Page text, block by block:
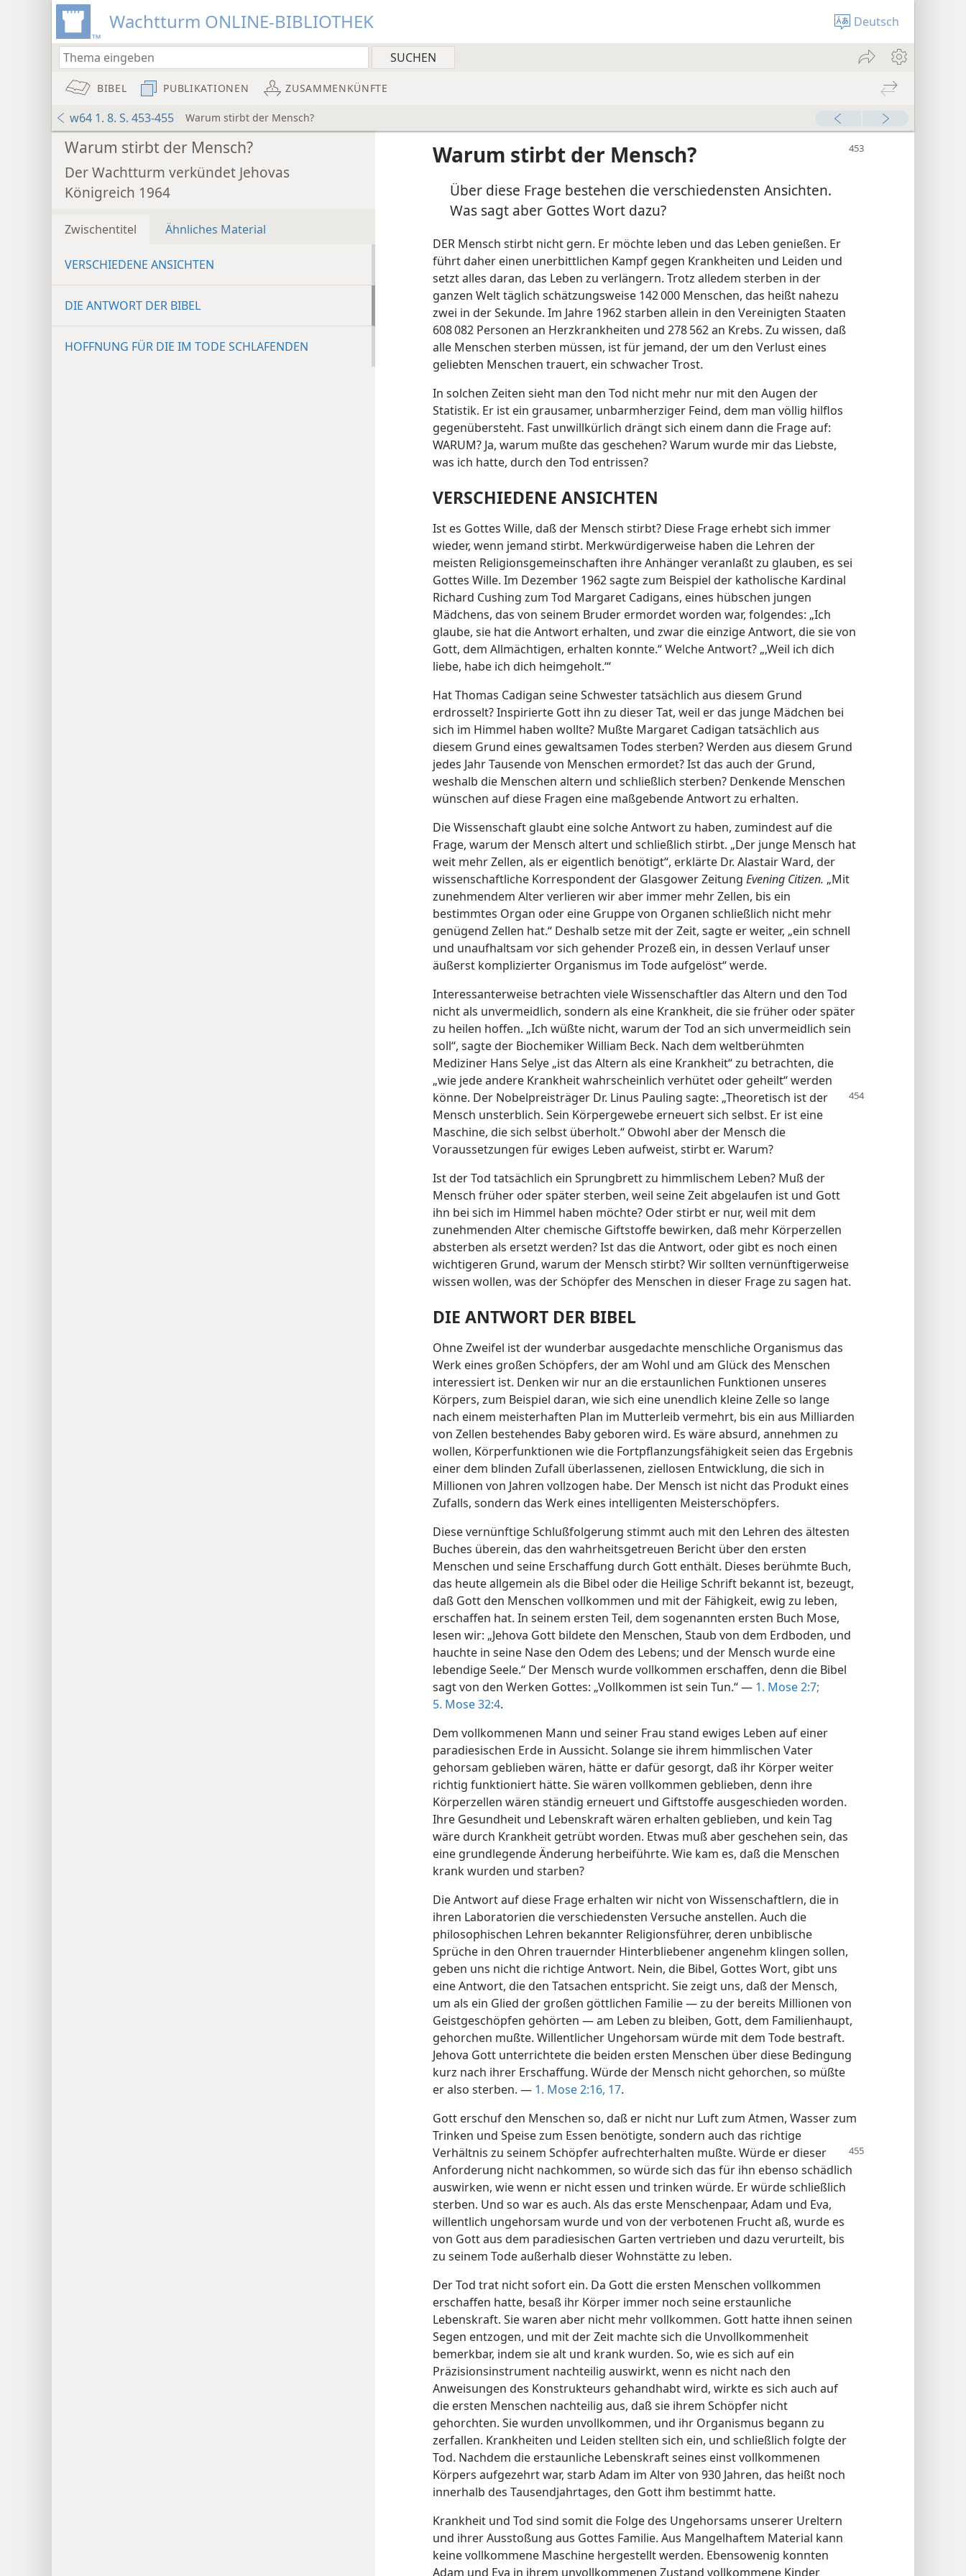
Wachtturm ONLINE-BIBLIOTHEK Deutsch
BIBEL PUBLIKATIONEN ZUSAMMENKÜNFTE
w64 1. 8. S. 453-455 Warum stirbt der Mensch?
Warum stirbt der Mensch?
Der Wachtturm verkündet Jehovas
Königreich 1964
Zwischentitel Ähnliches Material
VERSCHIEDENE ANSICHTEN
DIE ANTWORT DER BIBEL
HOFFNUNG FÜR DIE IM TODE SCHLAFENDEN
Warum stirbt der Mensch?
Über diese Frage bestehen die verschiedensten Ansichten.
Was sagt aber Gottes Wort dazu?
DER Mensch stirbt nicht gern. Er möchte leben und das Leben genießen. Er
führt daher einen unerbittlichen Kampf gegen Krankheiten und Leiden und
setzt alles daran, das Leben zu verlängern. Trotz alledem sterben in der
ganzen Welt täglich schätzungsweise 142 000 Menschen, das heißt nahezu
zwei in der Sekunde. Im Jahre 1962 starben allein in den Vereinigten Staaten
608 082 Personen an Herzkrankheiten und 278 562 an Krebs. Zu wissen, daß
alle Menschen sterben müssen, ist für jemand, der um den Verlust eines
geliebten Menschen trauert, ein schwacher Trost.
In solchen Zeiten sieht man den Tod nicht mehr nur mit den Augen der
Statistik. Er ist ein grausamer, unbarmherziger Feind, dem man völlig hilflos
gegenübersteht. Fast unwillkürlich drängt sich einem dann die Frage auf:
WARUM? Ja, warum mußte das geschehen? Warum wurde mir das Liebste,
was ich hatte, durch den Tod entrissen?
VERSCHIEDENE ANSICHTEN
Ist es Gottes Wille, daß der Mensch stirbt? Diese Frage erhebt sich immer
wieder, wenn jemand stirbt. Merkwürdigerweise haben die Lehren der
meisten Religionsgemeinschaften ihre Anhänger veranlaßt zu glauben, es sei
Gottes Wille. Im Dezember 1962 sagte zum Beispiel der katholische Kardinal
Richard Cushing zum Tod Margaret Cadigans, eines hübschen jungen
Mädchens, das von seinem Bruder ermordet worden war, folgendes: „Ich
glaube, sie hat die Antwort erhalten, und zwar die einzige Antwort, die sie von
Gott, dem Allmächtigen, erhalten konnte.“ Welche Antwort? „‚Weil ich dich
liebe, habe ich dich heimgeholt.‘“
Hat Thomas Cadigan seine Schwester tatsächlich aus diesem Grund
erdrosselt? Inspirierte Gott ihn zu dieser Tat, weil er das junge Mädchen bei
sich im Himmel haben wollte? Mußte Margaret Cadigan tatsächlich aus
diesem Grund eines gewaltsamen Todes sterben? Werden aus diesem Grund
jedes Jahr Tausende von Menschen ermordet? Ist das auch der Grund,
weshalb die Menschen altern und schließlich sterben? Denkende Menschen
wünschen auf diese Fragen eine maßgebende Antwort zu erhalten.
Die Wissenschaft glaubt eine solche Antwort zu haben, zumindest auf die
Frage, warum der Mensch altert und schließlich stirbt. „Der junge Mensch hat
weit mehr Zellen, als er eigentlich benötigt“, erklärte Dr. Alastair Ward, der
wissenschaftliche Korrespondent der Glasgower Zeitung Evening Citizen. „Mit
zunehmendem Alter verlieren wir aber immer mehr Zellen, bis ein
bestimmtes Organ oder eine Gruppe von Organen schließlich nicht mehr
genügend Zellen hat.“ Deshalb setze mit der Zeit, sagte er weiter, „ein schnell
und unaufhaltsam vor sich gehender Prozeß ein, in dessen Verlauf unser
äußerst komplizierter Organismus im Tode aufgelöst“ werde.
Interessanterweise betrachten viele Wissenschaftler das Altern und den Tod
nicht als unvermeidlich, sondern als eine Krankheit, die sie früher oder später
zu heilen hoffen. „Ich wüßte nicht, warum der Tod an sich unvermeidlich sein
soll“, sagte der Biochemiker William Beck. Nach dem weltberühmten
Mediziner Hans Selye „ist das Altern als eine Krankheit“ zu betrachten, die
„wie jede andere Krankheit wahrscheinlich verhütet oder geheilt“ werden
könne. Der Nobelpreisträger Dr. Linus Pauling sagte: „Theoretisch ist der
Mensch unsterblich. Sein Körpergewebe erneuert sich selbst. Er ist eine
Maschine, die sich selbst überholt.“ Obwohl aber der Mensch die
Voraussetzungen für ewiges Leben aufweist, stirbt er. Warum?
Ist der Tod tatsächlich ein Sprungbrett zu himmlischem Leben? Muß der
Mensch früher oder später sterben, weil seine Zeit abgelaufen ist und Gott
ihn bei sich im Himmel haben möchte? Oder stirbt er nur, weil mit dem
zunehmenden Alter chemische Giftstoffe bewirken, daß mehr Körperzellen
absterben als ersetzt werden? Ist das die Antwort, oder gibt es noch einen
wichtigeren Grund, warum der Mensch stirbt? Wir sollten vernünftigerweise
wissen wollen, was der Schöpfer des Menschen in dieser Frage zu sagen hat.
DIE ANTWORT DER BIBEL
Ohne Zweifel ist der wunderbar ausgedachte menschliche Organismus das
Werk eines großen Schöpfers, der am Wohl und am Glück des Menschen
interessiert ist. Denken wir nur an die erstaunlichen Funktionen unseres
Körpers, zum Beispiel daran, wie sich eine unendlich kleine Zelle so lange
nach einem meisterhaften Plan im Mutterleib vermehrt, bis ein aus Milliarden
von Zellen bestehendes Baby geboren wird. Es wäre absurd, annehmen zu
wollen, Körperfunktionen wie die Fortpflanzungsfähigkeit seien das Ergebnis
einer dem blinden Zufall überlassenen, ziellosen Entwicklung, die sich in
Millionen von Jahren vollzogen habe. Der Mensch ist nicht das Produkt eines
Zufalls, sondern das Werk eines intelligenten Meisterschöpfers.
Diese vernünftige Schlußfolgerung stimmt auch mit den Lehren des ältesten
Buches überein, das den wahrheitsgetreuen Bericht über den ersten
Menschen und seine Erschaffung durch Gott enthält. Dieses berühmte Buch,
das heute allgemein als die Bibel oder die Heilige Schrift bekannt ist, bezeugt,
daß Gott den Menschen vollkommen und mit der Fähigkeit, ewig zu leben,
erschaffen hat. In seinem ersten Teil, dem sogenannten ersten Buch Mose,
lesen wir: „Jehova Gott bildete den Menschen, Staub von dem Erdboden, und
hauchte in seine Nase den Odem des Lebens; und der Mensch wurde eine
lebendige Seele.“ Der Mensch wurde vollkommen erschaffen, denn die Bibel
sagt von den Werken Gottes: „Vollkommen ist sein Tun.“ — 1. Mose 2:7;
5. Mose 32:4.
Dem vollkommenen Mann und seiner Frau stand ewiges Leben auf einer
paradiesischen Erde in Aussicht. Solange sie ihrem himmlischen Vater
gehorsam geblieben wären, hätte er dafür gesorgt, daß ihr Körper weiter
richtig funktioniert hätte. Sie wären vollkommen geblieben, denn ihre
Körperzellen wären ständig erneuert und Giftstoffe ausgeschieden worden.
Ihre Gesundheit und Lebenskraft wären erhalten geblieben, und kein Tag
wäre durch Krankheit getrübt worden. Etwas muß aber geschehen sein, das
eine grundlegende Änderung herbeiführte. Wie kam es, daß die Menschen
krank wurden und starben?
Die Antwort auf diese Frage erhalten wir nicht von Wissenschaftlern, die in
ihren Laboratorien die verschiedensten Versuche anstellen. Auch die
philosophischen Lehren bekannter Religionsführer, deren unbiblische
Sprüche in den Ohren trauernder Hinterbliebener angenehm klingen sollen,
geben uns nicht die richtige Antwort. Nein, die Bibel, Gottes Wort, gibt uns
eine Antwort, die den Tatsachen entspricht. Sie zeigt uns, daß der Mensch,
um als ein Glied der großen göttlichen Familie — zu der bereits Millionen von
Geistgeschöpfen gehörten — am Leben zu bleiben, Gott, dem Familienhaupt,
gehorchen mußte. Willentlicher Ungehorsam würde mit dem Tode bestraft.
Jehova Gott unterrichtete die beiden ersten Menschen über diese Bedingung
kurz nach ihrer Erschaffung. Würde der Mensch nicht gehorchen, so müßte
er also sterben. — 1. Mose 2:16, 17.
Gott erschuf den Menschen so, daß er nicht nur Luft zum Atmen, Wasser zum
Trinken und Speise zum Essen benötigte, sondern auch das richtige
Verhältnis zu seinem Schöpfer aufrechterhalten mußte. Würde er dieser
Anforderung nicht nachkommen, so würde sich das für ihn ebenso schädlich
auswirken, wie wenn er nicht essen und trinken würde. Er würde schließlich
sterben. Und so war es auch. Als das erste Menschenpaar, Adam und Eva,
willentlich ungehorsam wurde und von der verbotenen Frucht aß, wurde es
von Gott aus dem paradiesischen Garten vertrieben und dazu verurteilt, bis
zu seinem Tode außerhalb dieser Wohnstätte zu leben.
Der Tod trat nicht sofort ein. Da Gott die ersten Menschen vollkommen
erschaffen hatte, besaß ihr Körper immer noch seine erstaunliche
Lebenskraft. Sie waren aber nicht mehr vollkommen. Gott hatte ihnen seinen
Segen entzogen, und mit der Zeit machte sich die Unvollkommenheit
bemerkbar, indem sie alt und krank wurden. So, wie es sich auf ein
Präzisionsinstrument nachteilig auswirkt, wenn es nicht nach den
Anweisungen des Konstrukteurs gehandhabt wird, wirkte es sich auch auf
die ersten Menschen nachteilig aus, daß sie ihrem Schöpfer nicht
gehorchten. Sie wurden unvollkommen, und ihr Organismus begann zu
zerfallen. Krankheiten und Leiden stellten sich ein, und schließlich folgte der
Tod. Nachdem die erstaunliche Lebenskraft seines einst vollkommenen
Körpers aufgezehrt war, starb Adam im Alter von 930 Jahren, das heißt noch
innerhalb des Tausendjahrtages, den Gott ihm bestimmt hatte.
Krankheit und Tod sind somit die Folge des Ungehorsams unserer Ureltern
und ihrer Ausstoßung aus Gottes Familie. Aus Mangelhaftem Material kann
keine vollkommene Maschine hergestellt werden. Ebensowenig konnten
Adam und Eva in ihrem unvollkommenen Zustand vollkommene Kinder